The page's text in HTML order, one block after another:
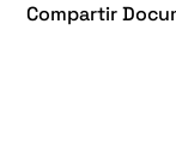
Compartir